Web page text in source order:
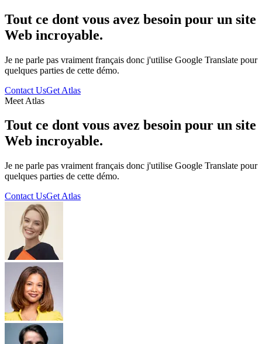
Tout ce dont vous avez besoin pour un site
Web incroyable.
Je ne parle pas vraiment français donc j'utilise Google Translate pour
quelques parties de cette démo.
Contact UsGet Atlas
Meet Atlas
Tout ce dont vous avez besoin pour un site
Web incroyable.
Je ne parle pas vraiment français donc j'utilise Google Translate pour
quelques parties de cette démo.
Contact UsGet Atlas